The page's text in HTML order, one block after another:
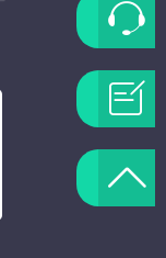
联
系
客
服
题
反
返